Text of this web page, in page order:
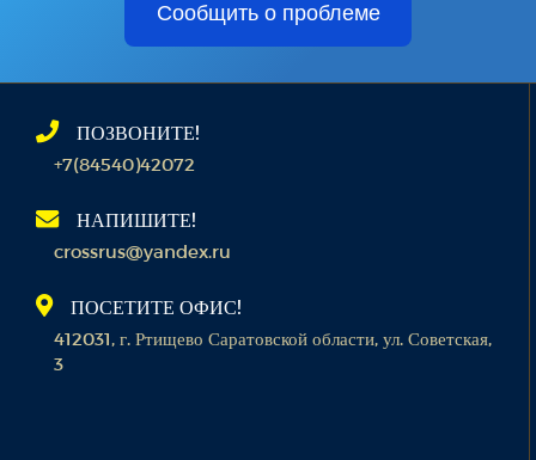
Сообщить о проблеме
ПОЗВОНИТЕ!
+7(84540)42072
НАПИШИТЕ!
crossrus@yandex.ru
ПОСЕТИТЕ ОФИС!
412031, г. Ртищево Саратовской области, ул. Советская,
3